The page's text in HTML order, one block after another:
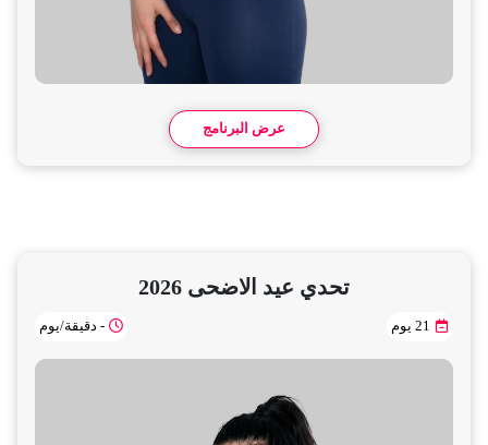
عرض البرنامج
تحدي عيد الاضحى 2026
21 يوم - دقيقة/يوم